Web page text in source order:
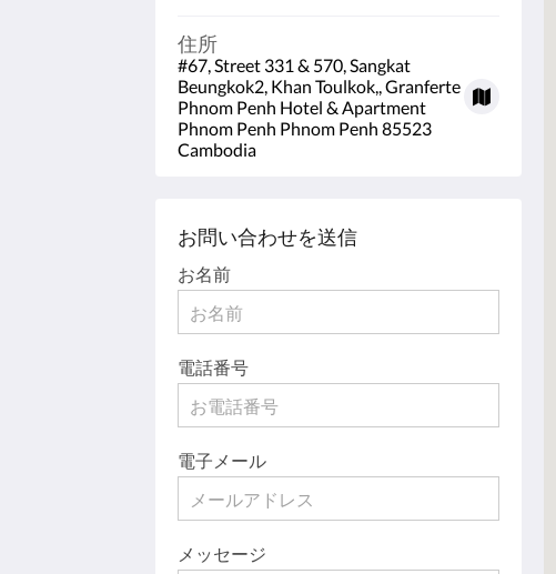
住所
#67, Street 331 & 570, Sangkat
Beungkok2, Khan Toulkok,, Granferte
Phnom Penh Hotel & Apartment
Phnom Penh Phnom Penh 85523
Cambodia
お問い合わせを送信
お名前
電話番号
電子メール
メッセージ